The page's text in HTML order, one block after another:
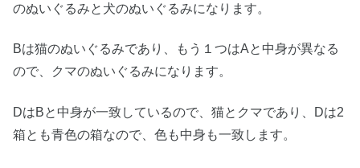
のぬいぐるみと犬のぬいぐるみになります。
Bは猫のぬいぐるみであり、もう１つはAと中身が異なる
ので、クマのぬいぐるみになります。
DはBと中身が一致しているので、猫とクマであり、Dは2
箱とも青色の箱なので、色も中身も一致します。